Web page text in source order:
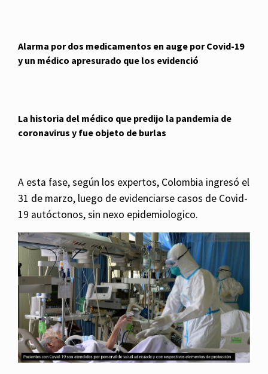
Alarma por dos medicamentos en auge por Covid-19
y un médico apresurado que los evidenció
La historia del médico que predijo la pandemia de
coronavirus y fue objeto de burlas
A esta fase, según los expertos, Colombia ingresó el
31 de marzo, luego de evidenciarse casos de Covid-
19 autóctonos, sin nexo epidemiologico.